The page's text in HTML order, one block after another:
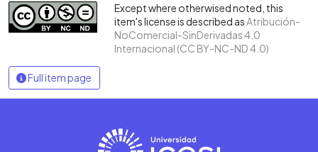
Except where otherwised noted, this
item's license is described asAtribución-
NoComercial-SinDerivadas 4.0
Internacional (CC BY-NC-ND 4.0)
Full item page